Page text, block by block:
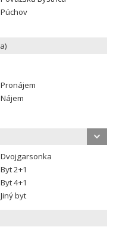
Púchov
Pronájem
Nájem
Dvojgarsonka
Byt 2+1
Byt 4+1
Jiný byt